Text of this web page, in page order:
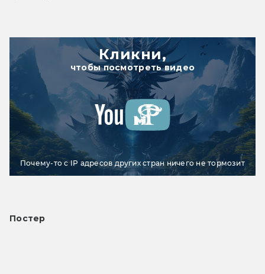
Кликни,
чтобы посмотреть видео
Почему-то с IP адресов других стран ничего не тормозит
Постер